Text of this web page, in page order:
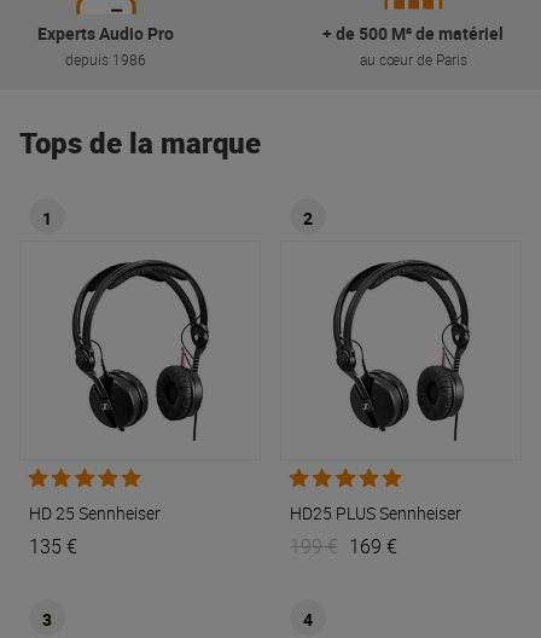
Experts Audio Pro
depuis 1986
+ de 500 M² de matériel
au cœur de Paris
Tops de la marque
1
HD 25 Sennheiser
135 €
2
HD25 PLUSSennheiser
199 € 169 €
3 4